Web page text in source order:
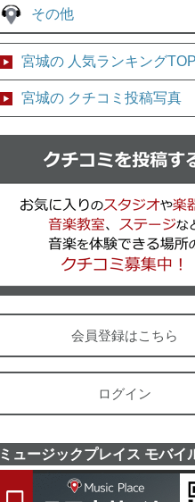
その他
宮城の 人気ランキング
宮城の クチコミ投稿写真
会員登録はこちら
ログイン
ミュージックプレイス モバイ